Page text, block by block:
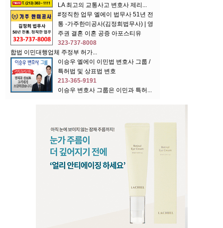
LA 최고의 교통사고 변호사 제리...
#정직한 업무 엘에이 법무사 51년 전
통 -가주한미공사(김정희법무사) | 영
주권 결혼 이혼 공증 아포스티유
323-737-8008
합법 이민대행업체 주정부 허가...
이승우 엘에이 이민법 변호사 그룹 /
특허법 및 상표법 변호
213-365-9191
이승우 변호사 그룹은 이민과 특허...